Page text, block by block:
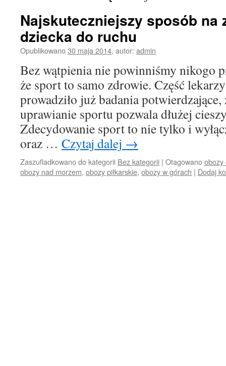
Najskuteczniejszy sposób na
dziecka do ruchu
Opublikowano30 maja 2014, autor: admin
Bez wątpienia nie powinniśmy nikogo
że sport to samo zdrowie. Część
prowadziło już badania
uprawianie sportu pozwala dłużej
Zdecydowanie sport to nie tylko i
oraz … Czytaj dalej →
Zaszufladkowano do kategorii Bez kategorii | Otagowanoobozy
obozy nad morzem, obozy piłkarskie, obozy w górach | Dodaj